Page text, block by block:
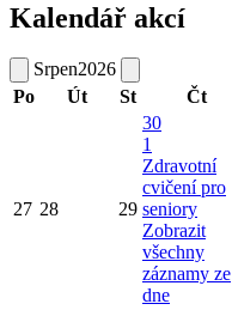
Kalendář akcí
Srpen2026
Po
Út St Čt
27 28 29
30
1
Zdravotní
cvičení pro
seniory
Zobrazit
všechny
záznamy ze
dne